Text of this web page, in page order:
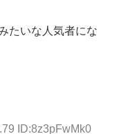
たいな人気者にな
ID:8z3pFwMk0